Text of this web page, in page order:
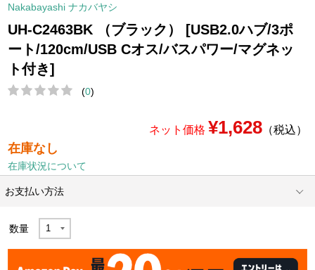
Nakabayashi ナカバヤシ
UH-C2463BK （ブラック） [USB2.0ハブ/3ポ
ート/120cm/USB Cオス/バスパワー/マグネッ
ト付き]
(0)
ネット価格 ¥1,628（税込）
在庫なし
在庫状況について
お支払い方法
数量